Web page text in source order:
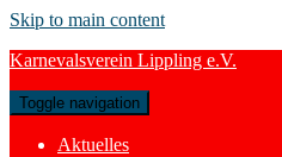
Skip to main content
Karnevalsverein Lippling e.V.
Toggle navigation
Aktuelles